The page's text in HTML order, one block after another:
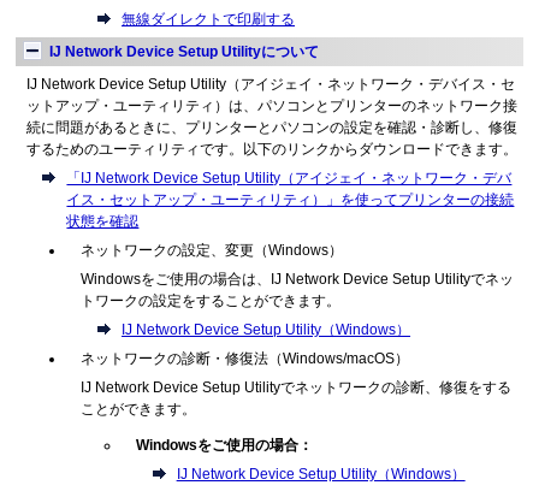
無線ダイレクトで印刷する
IJ Network Device Setup Utilityについて
IJ Network Device Setup Utility（アイジェイ・ネットワーク・デバイス・セ
ットアップ・ユーティリティ）は、パソコンとプリンターのネットワーク接
続に問題があるときに、プリンターとパソコンの設定を確認・診断し、修復
するためのユーティリティです。以下のリンクからダウンロードできます。
「IJ Network Device Setup Utility（アイジェイ・ネットワーク・デバ
イス・セットアップ・ユーティリティ）」を使ってプリンターの接続
状態を確認
ネットワークの設定、変更（Windows）
Windowsをご使用の場合は、IJ Network Device Setup Utilityでネッ
トワークの設定をすることができます。
IJ Network Device Setup Utility（Windows）
ネットワークの診断・修復法（Windows/macOS）
IJ Network Device Setup Utilityでネットワークの診断、修復をする
ことができます。
Windowsをご使用の場合：
IJ Network Device Setup Utility（Windows）